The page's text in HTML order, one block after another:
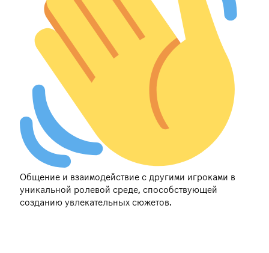
Общение и взаимодействие с другими игроками в
уникальной ролевой среде, способствующей
созданию увлекательных сюжетов.